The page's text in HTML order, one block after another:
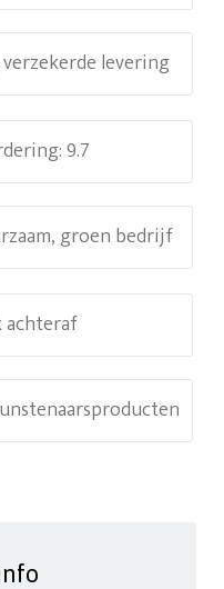
levering
9.7
groen bedrijf
achteraf